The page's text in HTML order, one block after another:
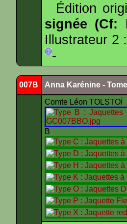
Édition
signée (Cf:
Illustrateur 2 :
-
007B Anna Karénine -
Comte Léon TOLSTOÏ
B